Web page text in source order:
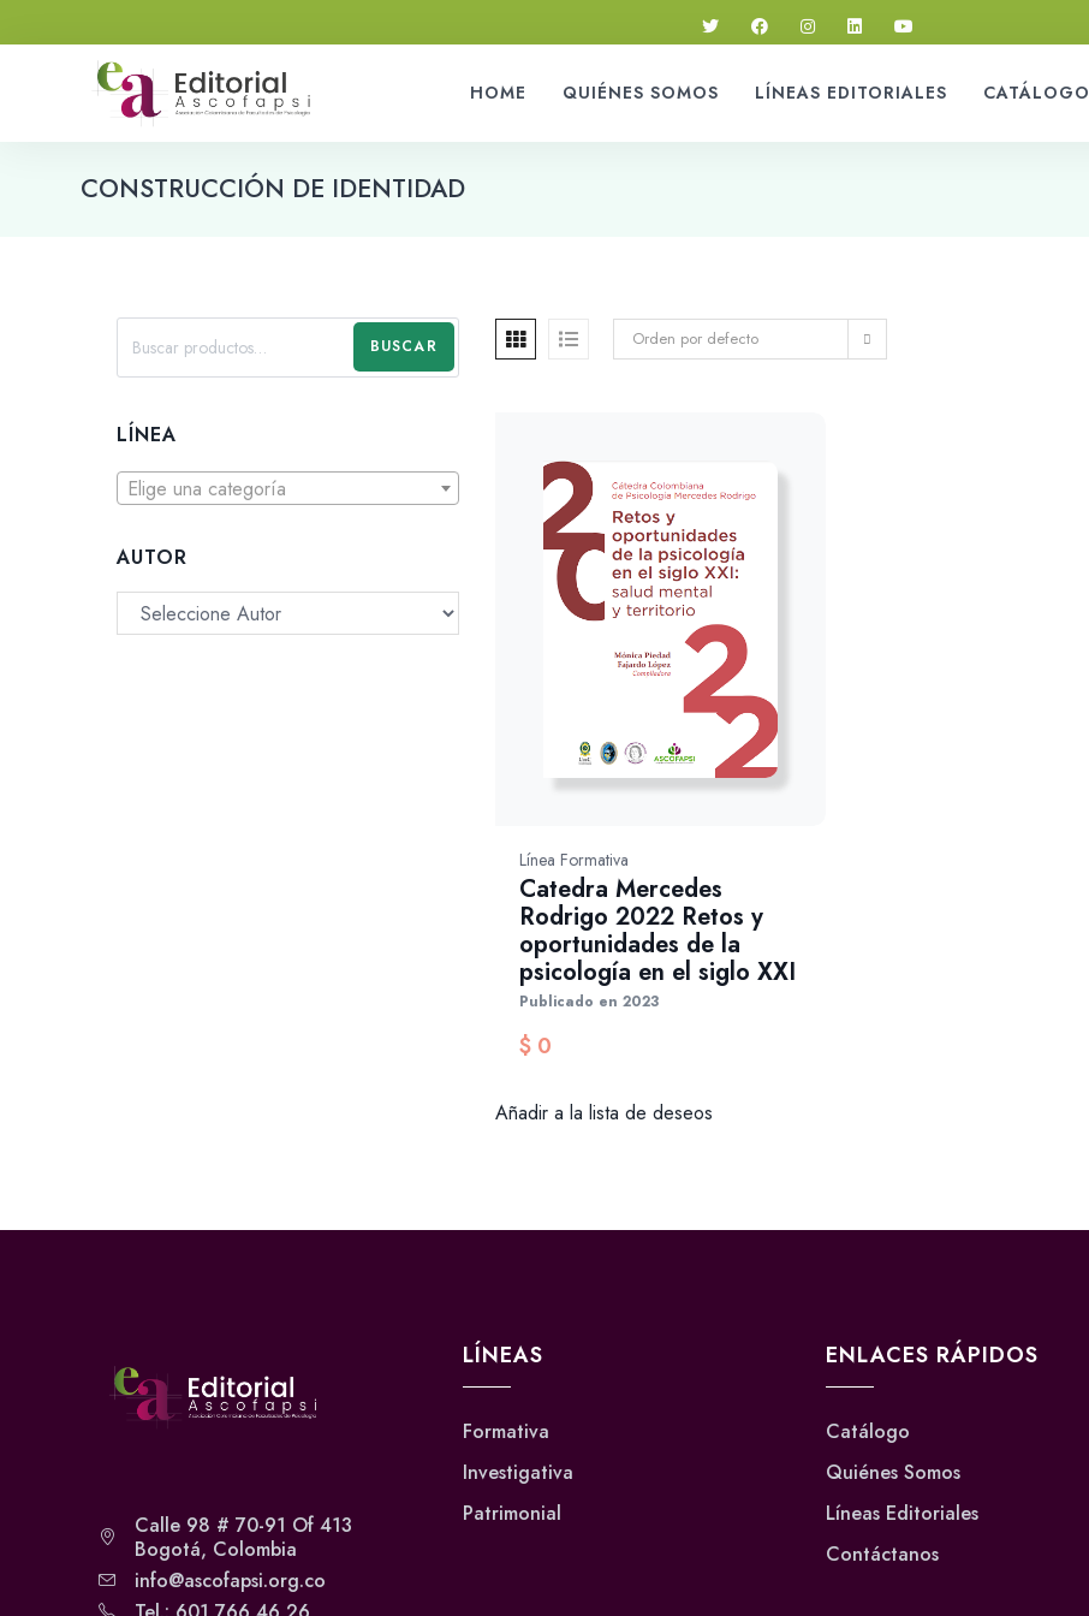
HOME QUIÉNES SOMOS LÍNEAS EDITORIALES CATÁLOGO
CONSTRUCCIÓN DE IDENTIDAD
Orden por defecto
Línea Formativa
Catedra Mercedes
Rodrigo 2022 Retos y
oportunidades de la
psicología en el siglo XXI
Publicado en 2023
$0
Añadir a la lista de deseos
BUSCAR
LÍNEA
Elige una categoría
AUTOR
Calle 98 # 70-91 Of 413
Bogotá, Colombia
info@ascofapsi.org.co
LÍNEAS
Formativa
Investigativa
Patrimonial
ENLACES RÁPIDOS
Catálogo
Quiénes Somos
Líneas Editoriales
Contáctanos